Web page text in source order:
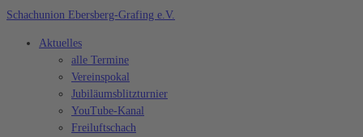
Zum
springen
Schachunion Ebersberg-Grafing e.V.
Aktuelles
alle Termine
Vereinspokal
Jubiläumsblitzturnier
YouTube-Kanal
Freiluftschach